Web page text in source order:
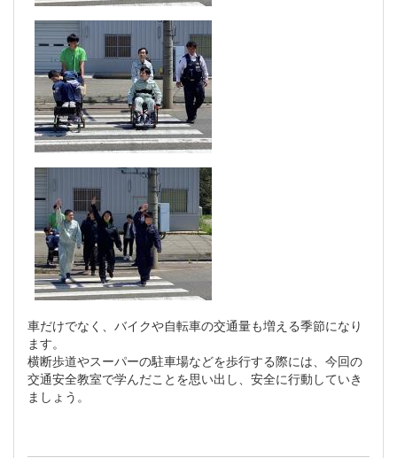
車だけでなく、バイクや自転車の交通量も増える季節になり
ます。
横断歩道やスーパーの駐車場などを歩行する際には、今回の
交通安全教室で学んだことを思い出し、安全に行動していき
ましょう。